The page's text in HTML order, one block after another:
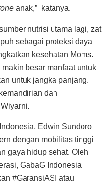
anak,” katanya.
nutrisi utama lagi, zat
sebagai proteksi daya
kesehatan Moms.
besar manfaat untuk
untuk jangka panjang.
dan
Edwin Sundoro
dengan mobilitas tinggi
gaya hidup sehat. Oleh
GabaG Indonesia
#GaransiASI atau